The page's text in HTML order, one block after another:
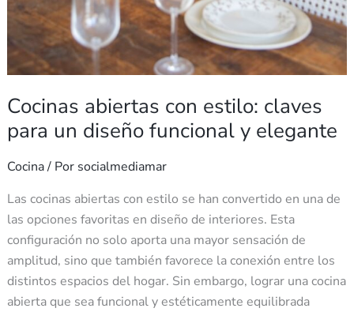
Cocinas abiertas con estilo: claves
para un diseño funcional y elegante
Cocina/ Por socialmediamar
Las cocinas abiertas con estilo se han convertido en una de
las opciones favoritas en diseño de interiores. Esta
configuración no solo aporta una mayor sensación de
amplitud, sino que también favorece la conexión entre los
distintos espacios del hogar. Sin embargo, lograr una cocina
abierta que sea funcional y estéticamente equilibrada